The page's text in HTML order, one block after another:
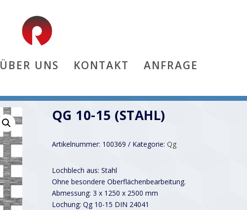
ÜBER UNS KONTAKT ANFRAGE
QG 10-15 (STAHL)
Artikelnummer: 100369 Kategorie: Qg
Lochblech aus: Stahl
Ohne besondere Oberflächenbearbeitung.
Abmessung: 3 x 1250 x 2500 mm
Lochung: Qg 10-15 DIN 24041